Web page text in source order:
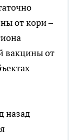
от кори –
вакцины от
назад